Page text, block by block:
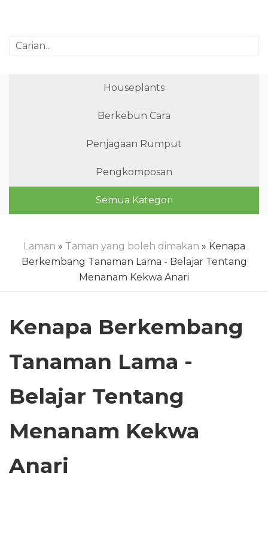
Houseplants
Berkebun Cara
Penjagaan Rumput
Pengkomposan
Semua Kategori
Laman » Taman yang boleh dimakan » Kenapa
Berkembang Tanaman Lama - Belajar Tentang
Menanam Kekwa Anari
Kenapa Berkembang
Tanaman Lama -
Belajar Tentang
Menanam Kekwa
Anari